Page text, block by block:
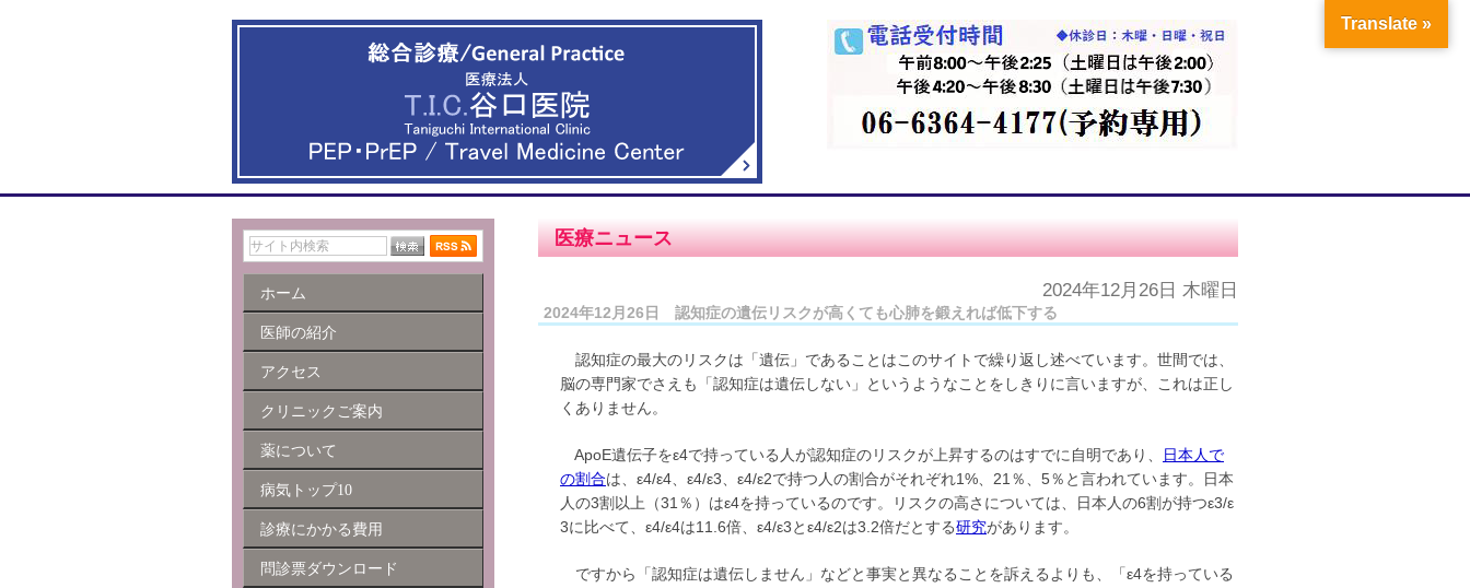
医療ニュース
2024年12月26日 木曜日
2024年12月26日 認知症の遺伝リスクが高くても心肺を鍛えれば低下する
認知症の最大のリスクは「遺伝」であることはこのサイトで繰り返し述べています。世間では、
脳の専門家でさえも「認知症は遺伝しない」というようなことをしきりに言いますが、これは正し
くありません。
ApoE遺伝子をε4で持っている人が認知症のリスクが上昇するのはすでに自明であり、
日本人で
の割合は、ε4/ε4、ε4/ε3、ε4/ε2で持つ人の割合がそれぞれ1%、21％、5％と言われています。日本
人の3割以上（31％）はε4を持っているのです。リスクの高さについては、日本人の6割が持つε3/ε
3に比べて、ε4/ε4は11.6倍、ε4/ε3とε4/ε2は3.2倍だとする研究があります。
ですから「認知症は遺伝しません」などと事実と異なることを訴えるよりも、「ε4を持っている
ホーム
医師の紹介
アクセス
クリニックご案内
薬について
病気トップ10
診療にかかる費用
問診票ダウンロード
Translate »